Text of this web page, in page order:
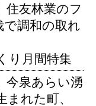
住友林業のフ
で調和の取れ
り月間特集
今泉あらい湧
まれた町、